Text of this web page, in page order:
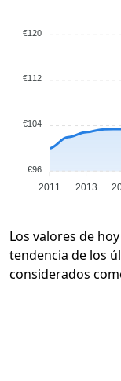
€120
€112
€104
€96
2011 2013
Los valores de
tendencia de los
considerados